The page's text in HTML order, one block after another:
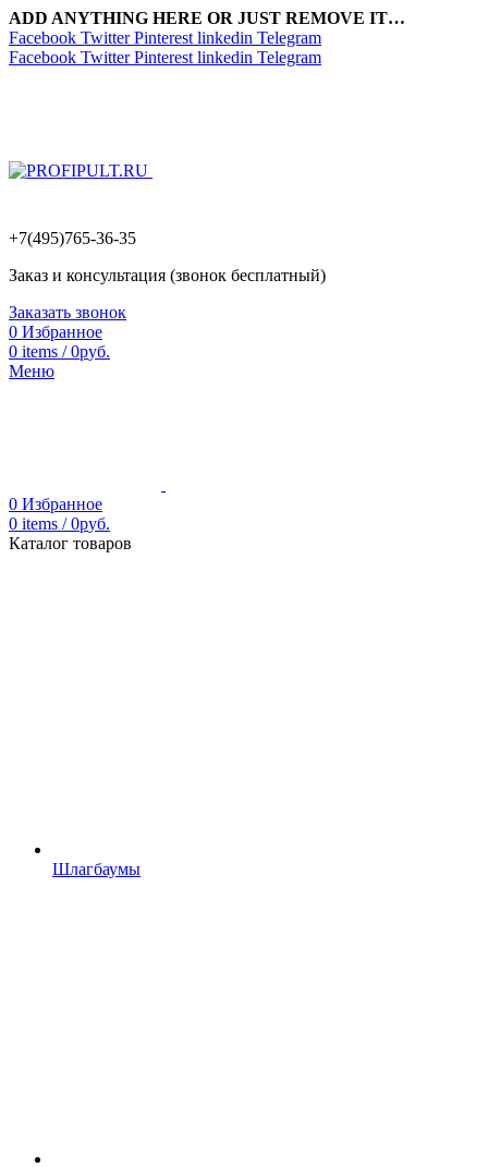
ADD ANYTHING HERE OR JUST REMOVE IT…
Facebook Twitter Pinterest linkedin Telegram
Facebook Twitter Pinterest linkedin Telegram
+7(495)765-36-35
Заказ и консультация (звонок бесплатный)
Заказать звонок
0 Избранное
0 items / 0руб.
Меню
0 Избранное
0 items / 0руб.
Каталог товаров
Шлагбаумы